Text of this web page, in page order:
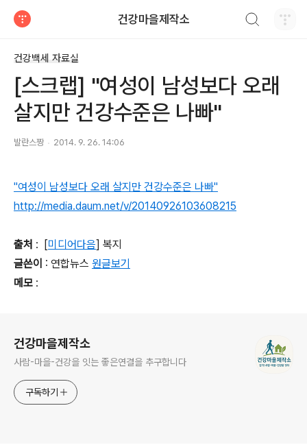
건강마을제작소
건강백세 자료실
[스크랩] "여성이 남성보다 오래
살지만 건강수준은 나빠"
발란스짱 2014. 9. 26. 14:06
"여성이 남성보다 오래 살지만 건강수준은 나빠"
http://media.daum.net/v/20140926103608215
출처 : [미디어다음] 복지
글쓴이 : 연합뉴스 원글보기
메모 :
건강마을제작소
사람-마을-건강을 잇는 좋은연결을 추구합니다
구독하기